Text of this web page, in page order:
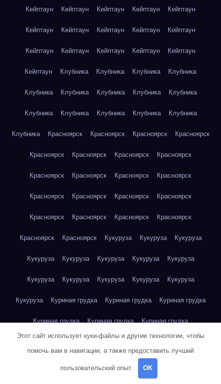
Кейптаун Кейптаун Кейптаун Кейптаун Кейптаун
Кейптаун Кейптаун Кейптаун Кейптаун Кейптаун
Кейптаун Кейптаун Кейптаун Кейптаун Кейптаун
Кейптаун Клубника Клубника Клубника Клубника
Клубника Клубника Клубника Клубника Клубника
Клубника Клубника Клубника Клубника Клубника
Клубника Красноярск Красноярск Красноярск Красноярск
Красноярск Красноярск Красноярск Красноярск
Красноярск Красноярск Красноярск Красноярск
Красноярск Красноярск Красноярск Красноярск
Красноярск Красноярск Красноярск Красноярск
Красноярск Красноярск Кукуруза Кукуруза Кукуруза
Кукуруза Кукуруза Кукуруза Кукуруза Кукуруза
Кукуруза Кукуруза Кукуруза Кукуруза Кукуруза
Кукуруза Куриная грудка Куриная грудка Куриная грудка
Куриная грудка Куриная грудка Куриная грудка
Куриная грудка Куриная грудка
Этот сайт использует куки-файлы и другие технологии, чтобы
помочь вам в навигации, а также предоставить лучший
пользовательский опыт. OK